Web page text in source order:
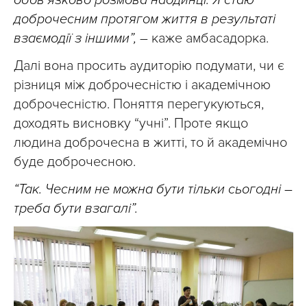
доброчесним протягом життя в результаті
взаємодії з іншими”, – каже амбасадорка.
Далі вона просить аудиторію подумати, чи є
різниця між доброчесністю і академічною
доброчесністю. Поняття перегукуються,
доходять висновку “учні”. Проте якщо
людина доброчесна в житті, то й академічно
буде доброчесною.
“Так. Чесним не можна бути тільки сьогодні –
треба бути взагалі”.